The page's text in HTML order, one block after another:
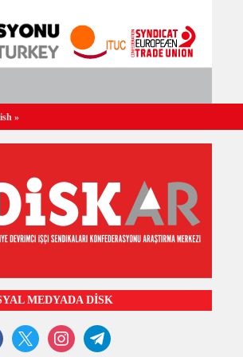
»
MEDYADA DİSK
x instagramtelegram